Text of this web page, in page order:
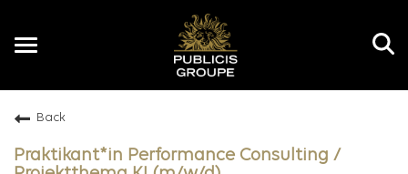
Toggle
Back
Praktikant*in Performance Consulting /